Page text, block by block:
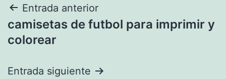
Navegación
de
Entrada anterior
camisetas de futbol para imprimir y
colorear
Entrada siguiente